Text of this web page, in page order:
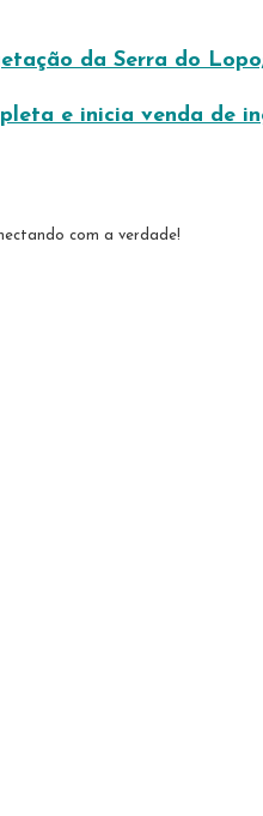
da Serra do
e inicia venda de
com a verdade!